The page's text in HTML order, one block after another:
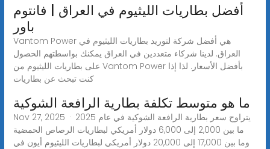
أفضل بطاريات الليثيوم في العراق | فانتوم
باور
Vantom Power هي أفضل شركة لتوريد بطاريات الليثيوم في
العراق. لدينا شركاء متعددين في العراق يمكنك بواسطتهم الحصول
على بطاريات الليثيوم من Vantom Power بأفضل الأسعار. لذا إذا
كنت تبحث عن بطاريات
ما هو متوسط تكلفة بطارية الرافعة الشوكية
Nov 27, 2025 · يتراوح سعر بطارية الرافعة الشوكية في عام 2025
ما بين 2,000 إلى 6,000 دولار أمريكي لبطاريات الرصاص الحمضية
وما بين 17,000 إلى 20,000 دولار أمريكي لبطاريات الليثيوم أيون في